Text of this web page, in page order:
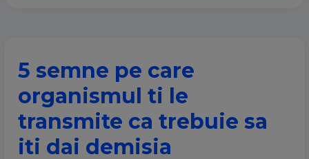
5 semne pe care
organismul ti le
transmite ca trebuie sa
iti dai demisia